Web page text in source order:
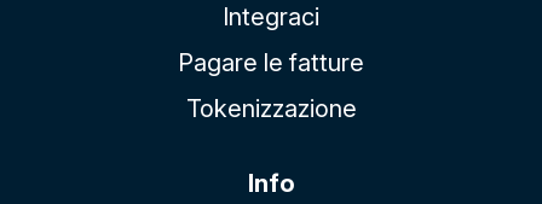
Integraci
Pagare le fatture
Tokenizzazione
Info